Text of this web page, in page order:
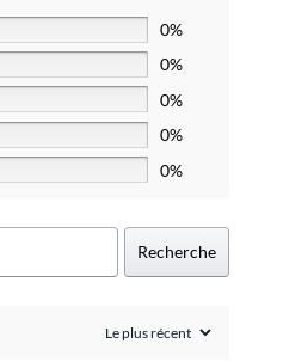
0%
0%
0%
0%
0%
Recherche